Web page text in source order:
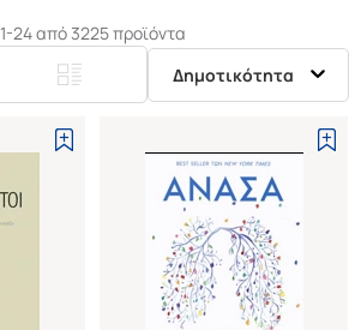
1-24 από 3225 προϊόντα
Δημοτικότητα